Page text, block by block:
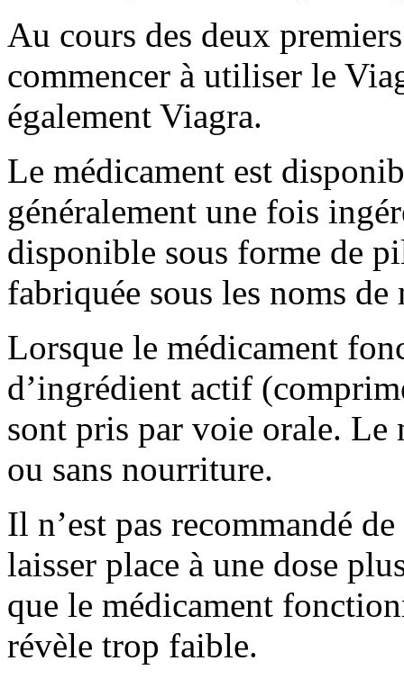
Au cours des deux
commencer à utiliser le
également Viagra.
Le médicament est
généralement une fois
disponible sous forme de
fabriquée sous les noms
Lorsque le médicament
d’ingrédient actif
sont pris par voie orale. Le
ou sans nourriture.
Il n’est pas recommandé
laisser place à une dose
que le médicament
révèle trop faible.